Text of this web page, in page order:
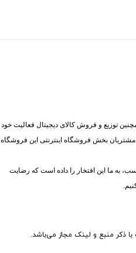
آی تی و همچنین توزیع و فروش کالای دیجیتال فعالیت خود
مشتریان بخش فروشگاه اینترنتی این فروشگاه
به ما این افتخار را داده است که رضایت
با ذکر منبع و لینک مجاز می‌باشد.